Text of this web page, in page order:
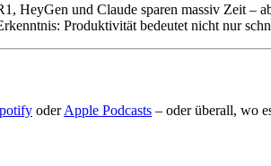
HeyGen und Claude sparen massiv Zeit –
Produktivität bedeutet nicht nur
oderApple Podcasts – oder überall, wo